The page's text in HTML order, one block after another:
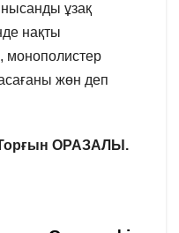
ұзақ
нақты
монополистер
жөн деп
ОРАЗАЛЫ.